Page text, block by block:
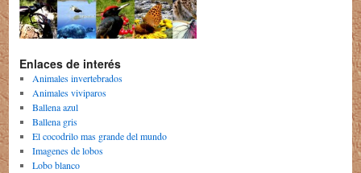
Enlaces de interés
Animales invertebrados
Animales viviparos
Ballena azul
Ballena gris
El cocodrilo mas grande del mundo
Imagenes de lobos
Lobo blanco